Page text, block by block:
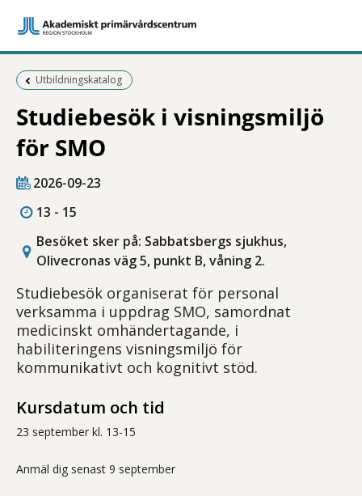
Föregående sida:
Utbildningskatalog
Studiebesök i visningsmiljö
för SMO
2026-09-23
13 - 15
Besöket sker på: Sabbatsbergs sjukhus,
Olivecronas väg 5, punkt B, våning 2.
Studiebesök organiserat för personal
verksamma i uppdrag SMO, samordnat
medicinskt omhändertagande, i
habiliteringens visningsmiljö för
kommunikativt och kognitivt stöd.
Kursdatum och tid
23 september kl. 13-15
Anmäl dig senast 9 september